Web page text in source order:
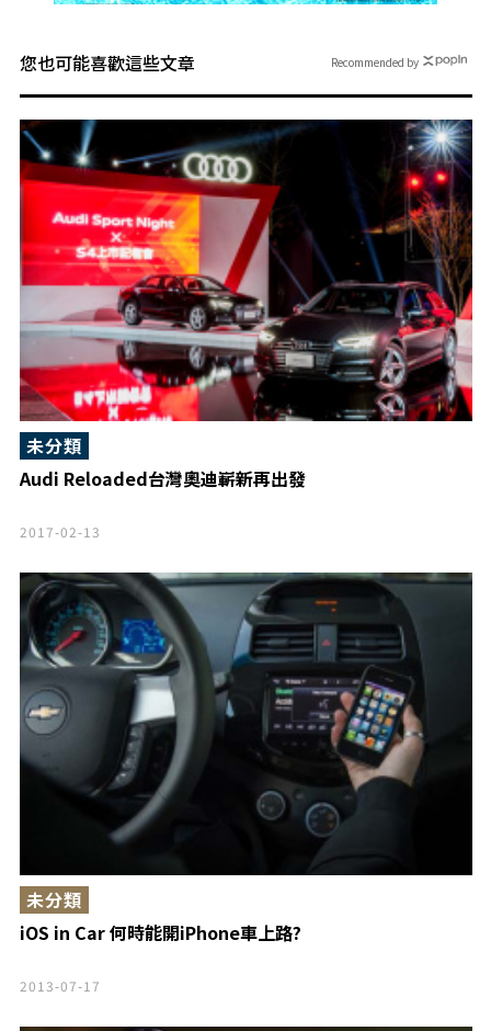
您也可能喜歡這些文章
Audi Reloaded台灣奧迪嶄新再出發
未分類
2017-02-13
iOS in Car 何時能開iPhone車上路?
未分類
2013-07-17
Recommended by